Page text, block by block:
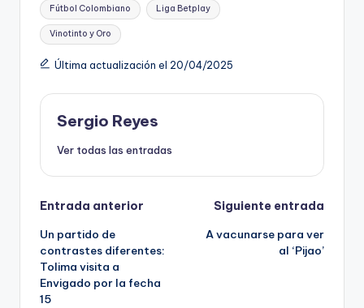
Fútbol Colombiano Liga Betplay
Vinotinto y Oro
Última actualización el 20/04/2025
Sergio Reyes
Ver todas las entradas
Navegación
de
entradas
Entrada anterior
Un partido de
contrastes diferentes:
Tolima visita a
Envigado por la fecha
15
Siguiente entrada
A vacunarse para ver
al ‘Pijao’